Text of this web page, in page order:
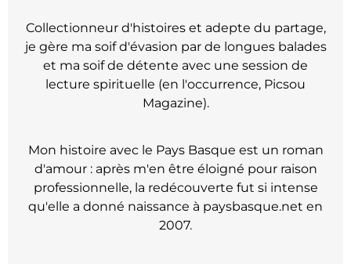
Collectionneur d'histoires et adepte du partage,
je gère ma soif d'évasion par de longues balades
et ma soif de détente avec une session de
lecture spirituelle (en l'occurrence, Picsou
Magazine).
Mon histoire avec le Pays Basque est un roman
d'amour : après m'en être éloigné pour raison
professionnelle, la redécouverte fut si intense
qu'elle a donné naissance à paysbasque.net en
2007.